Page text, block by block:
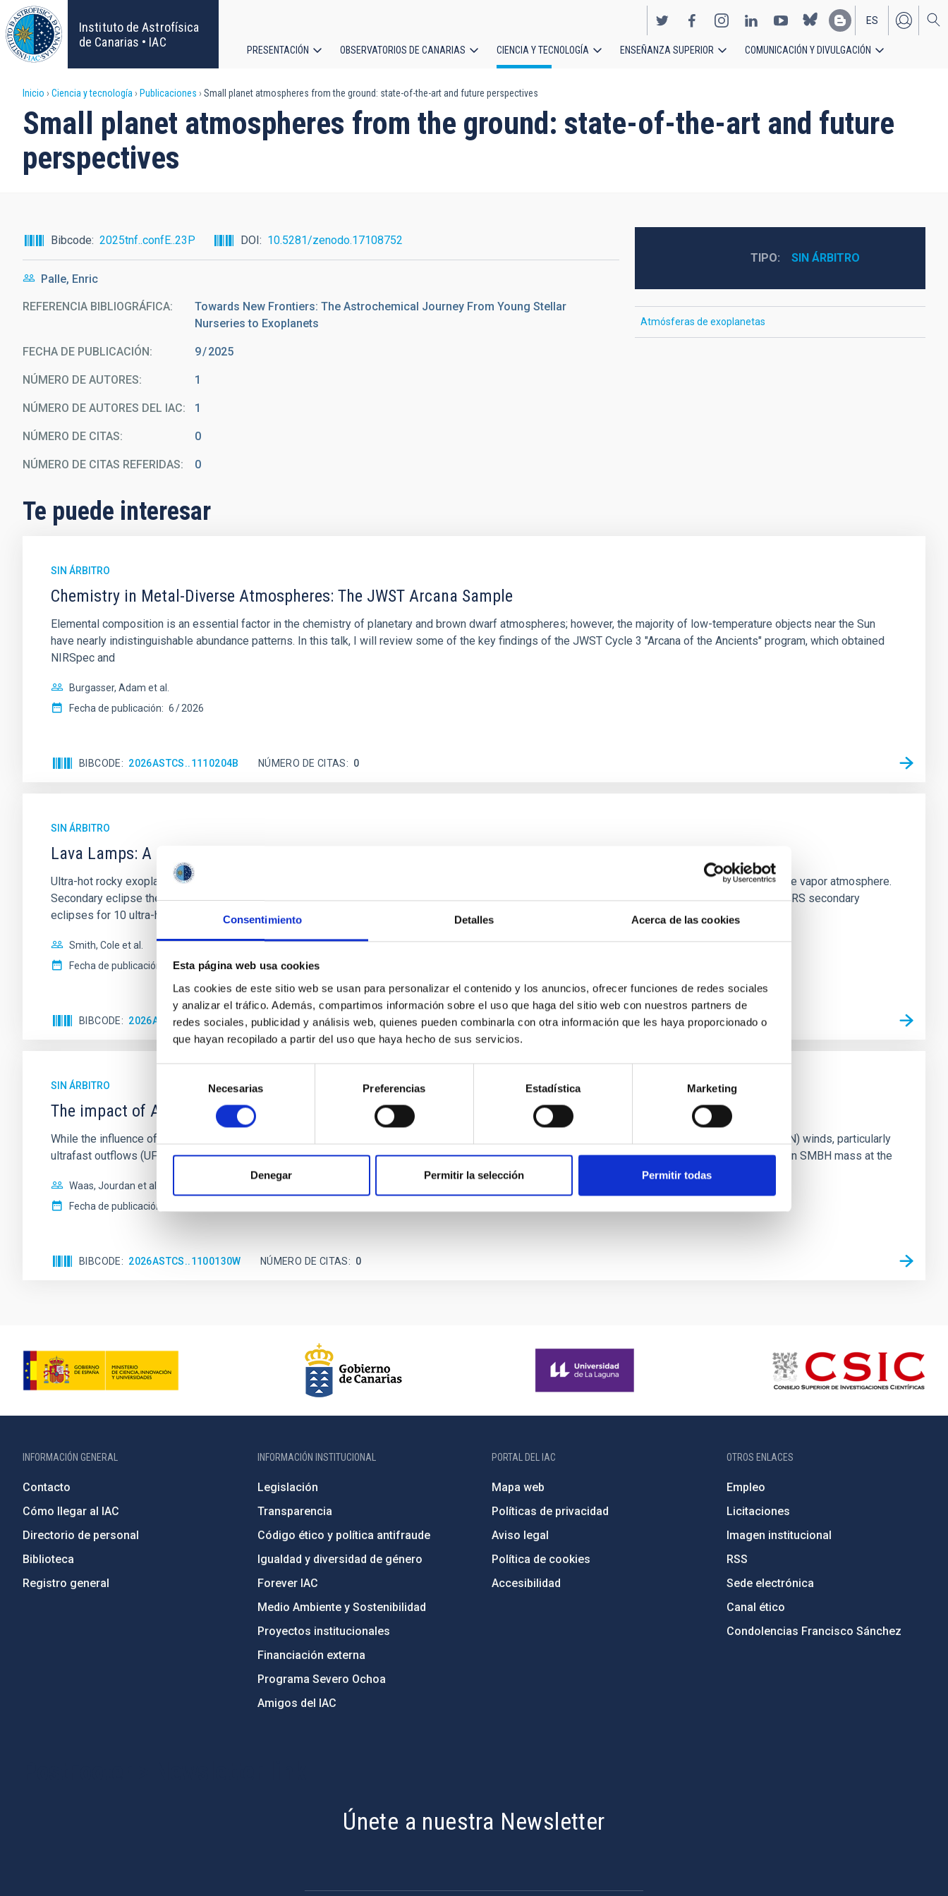
Consentimiento Detalles Acerca de las cookies
Esta página web usa cookies
Las cookies de este sitio web se usan para personalizar el contenido y los anuncios, ofrecer funciones de redes sociales
y analizar el tráfico. Además, compartimos información sobre el uso que haga del sitio web con nuestros partners de
redes sociales, publicidad y análisis web, quienes pueden combinarla con otra información que les haya proporcionado o
que hayan recopilado a partir del uso que haya hecho de sus servicios.
consentimiento
Necesarias Preferencias Estadística Marketing
Denegar Permitir la selección Permitir todas
Pasar
al
contenido
principal
Instituto de Astrofísica
de Canarias • IAC
EN
ES
principal
PRESENTACIÓN OBSERVATORIOS DE CANARIAS CIENCIA Y TECNOLOGÍA ENSEÑANZA SUPERIOR COMUNICACIÓN Y DIVULGACIÓN
Sobrescribir
enlaces
de
a
la
navegación
Inicio Ciencia y tecnología Publicaciones Small planet atmospheres from the ground: state-of-the-art and future perspectives
Small planet atmospheres from the ground: state-of-the-art and future
perspectives
Bibcode 2025tnf..confE..23P DOI 10.5281/zenodo.17108752
Palle, Enric
REFERENCIA BIBLIOGRÁFICA
Towards New Frontiers: The Astrochemical Journey From Young Stellar
Nurseries to Exoplanets
FECHA DE PUBLICACIÓN: 9 2025
NÚMERO DE AUTORES 1
NÚMERO DE AUTORES DEL IAC 1
NÚMERO DE CITAS 0
NÚMERO DE CITAS REFERIDAS 0
TIPO SIN ÁRBITRO
Atmósferas de exoplanetas
Te puede interesar
SIN ÁRBITRO
Chemistry in Metal-Diverse Atmospheres: The JWST Arcana Sample
Elemental composition is an essential factor in the chemistry of planetary and brown dwarf atmospheres; however, the majority of low-temperature objects near the Sun
have nearly indistinguishable abundance patterns. In this talk, I will review some of the key findings of the JWST Cycle 3 "Arcana of the Ancients" program, which obtained
NIRSpec and
Burgasser, Adam et al.
Fecha de publicación: 6 2026
BIBCODE 2026ASTCS..1110204B NÚMERO DE CITAS 0
SIN ÁRBITRO
Lava Lamps: A survey to search for silicate vapor atmospheres in the ultra-hot terrestrial planet population
Ultra-hot rocky exoplanets above 1700 K may possess dayside temperatures that are hot enough to have their surfaces vaporize and become a silicate vapor atmosphere.
Secondary eclipse thermal emission can efficiently probe for the presence of these atmospheres on a rocky planet. We observed single JWST MIRI/LRS secondary
eclipses for 10 ultra-hot
Smith, Cole et al.
Fecha de publicación:
2026
BIBCODE 2026ASTCS..1160088S NÚMERO DE CITAS 0
SIN ÁRBITRO
The impact of Active Galactic Nuclei on Habitable Worlds
While the influence of supermassive black hole (SMBH) activity on habitability has garnered attention, the specific effects of active galactic nuclei (AGN) winds, particularly
ultrafast outflows (UFOs), on planetary atmospheres remain largely unexplored. This study aims to fill this gap by investigating the relationship between SMBH mass at the
Waas, Jourdan et al.
Fecha de publicación:
BIBCODE 2026ASTCS..1100130W NÚMERO DE CITAS 0
INFORMACIÓN GENERAL
Contacto
Cómo llegar al IAC
Directorio de personal
Biblioteca
Registro general
INFORMACIÓN INSTITUCIONAL
Legislación
Transparencia
Código ético y política antifraude
Igualdad y diversidad de género
Forever IAC
Medio Ambiente y Sostenibilidad
Proyectos institucionales
Financiación externa
Programa Severo Ochoa
Amigos del IAC
PORTAL DEL IAC
Mapa web
Políticas de privacidad
Aviso legal
Política de cookies
Accesibilidad
OTROS ENLACES
Empleo
Licitaciones
Imagen institucional
RSS
Sede electrónica
Canal ético
Condolencias Francisco Sánchez
Únete a nuestra Newsletter